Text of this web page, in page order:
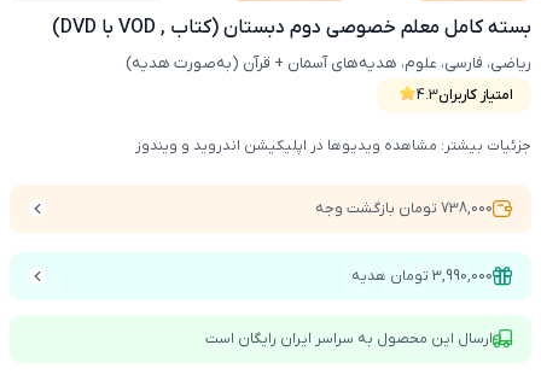
عکس کاور نمونه تدریس عکس کاور نمونه تدریس
بسته کامل معلم خصوصی دوم دبستان (کتاب , VOD با DVD)
امتیاز کاربران4.3
ریاضی، فارسی، علوم، هدیه‌های آسمان + قرآن (به‌صورت هدیه)
جزئیات بیشتر: مشاهده ویدیوها در اپلیکیشن اندروید و ویندوز
738,000 تومان بازگشت وجه
3,990,000 تومان هدیه
ارسال این محصول به سراسر ایران رایگان است